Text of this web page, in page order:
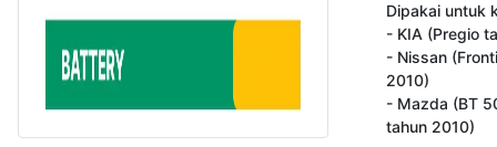
Dipakai untuk
- KIA (Pregio
- Nissan
2010)
- Mazda (BT
tahun 2010)